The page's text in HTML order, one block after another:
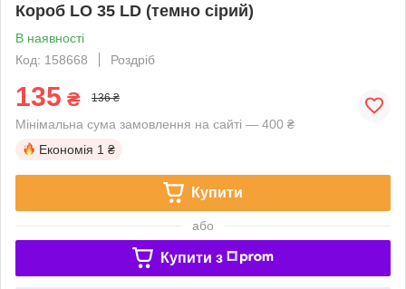
Короб LO 35 LD (темно сірий)
В наявності
Код: 158668
Роздріб
135 ₴ 136 ₴
Мінімальна сума замовлення на сайті — 400 ₴
Економія 1 ₴
Купити
або
Купити з